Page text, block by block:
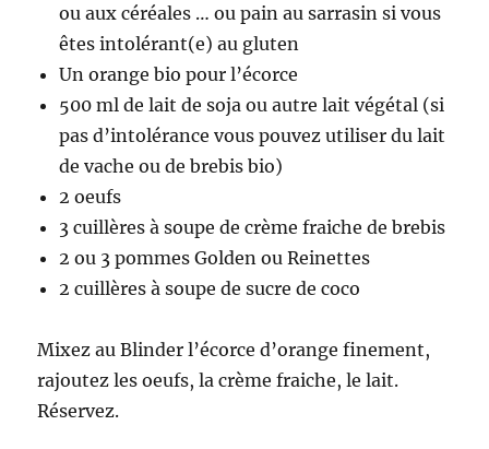
ou aux céréales … ou pain au sarrasin si vous
êtes intolérant(e) au gluten
Un orange bio pour l’écorce
500 ml de lait de soja ou autre lait végétal (si
pas d’intolérance vous pouvez utiliser du lait
de vache ou de brebis bio)
2 oeufs
3 cuillères à soupe de crème fraiche de brebis
2 ou 3 pommes Golden ou Reinettes
2 cuillères à soupe de sucre de coco
Mixez au Blinder l’écorce d’orange finement,
rajoutez les oeufs, la crème fraiche, le lait.
Réservez.